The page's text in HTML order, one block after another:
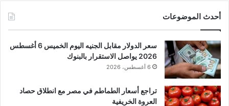
أحدث الموضوعات
سعر الدولار مقابل الجنيه اليوم الخميس 6 أغسطس
2026 يواصل الاستقرار بالبنوك
6 أغسطس، 2026
تراجع أسعار الطماطم في مصر مع انطلاق حصاد
العروة الخريفية